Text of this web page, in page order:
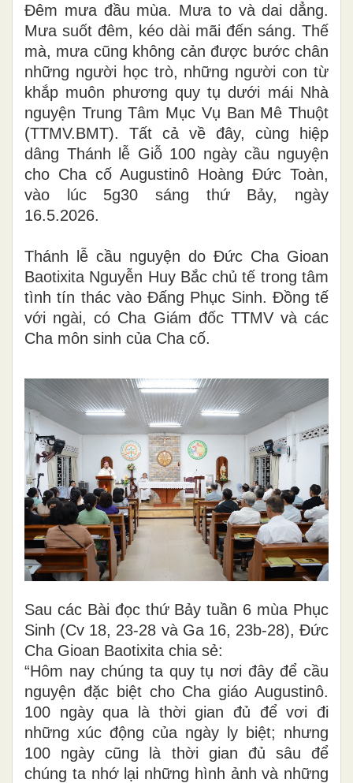
Đêm mưa đầu mùa. Mưa to và dai dẳng.
Mưa suốt đêm, kéo dài mãi đến sáng. Thế
mà, mưa cũng không cản được bước chân
những người học trò, những người con từ
khắp muôn phương quy tụ dưới mái Nhà
nguyện Trung Tâm Mục Vụ Ban Mê Thuột
(TTMV.BMT). Tất cả về đây, cùng hiệp
dâng Thánh lễ Giỗ 100 ngàycầu nguyện
cho Cha cố Augustinô Hoàng Đức Toàn,
vào lúc 5g30 sáng thứ Bảy, ngày
16.5.2026.
Thánh lễ cầu nguyện do Đức Cha Gioan
Baotixita Nguyễn Huy Bắc chủ tế trong tâm
tình tín thác vào Đấng Phục Sinh. Đồng tế
với ngài, có Cha Giám đốc TTMV và các
Cha môn sinh của Cha cố.
Sau các Bài đọc thứ Bảy tuần 6 mùa Phục
Sinh (Cv 18, 23-28 và Ga 16, 23b-28), Đức
Cha Gioan Baotixita chia sẻ:
“Hôm nay chúng ta quy tụ nơi đây để cầu
nguyện đặc biệt cho Cha giáo Augustinô.
100 ngày qua là thời gian đủ để vơi đi
những xúc động của ngày ly biệt; nhưng
100 ngày cũng là thời gian đủ sâu để
chúng ta nhớ lại những hình ảnh và những